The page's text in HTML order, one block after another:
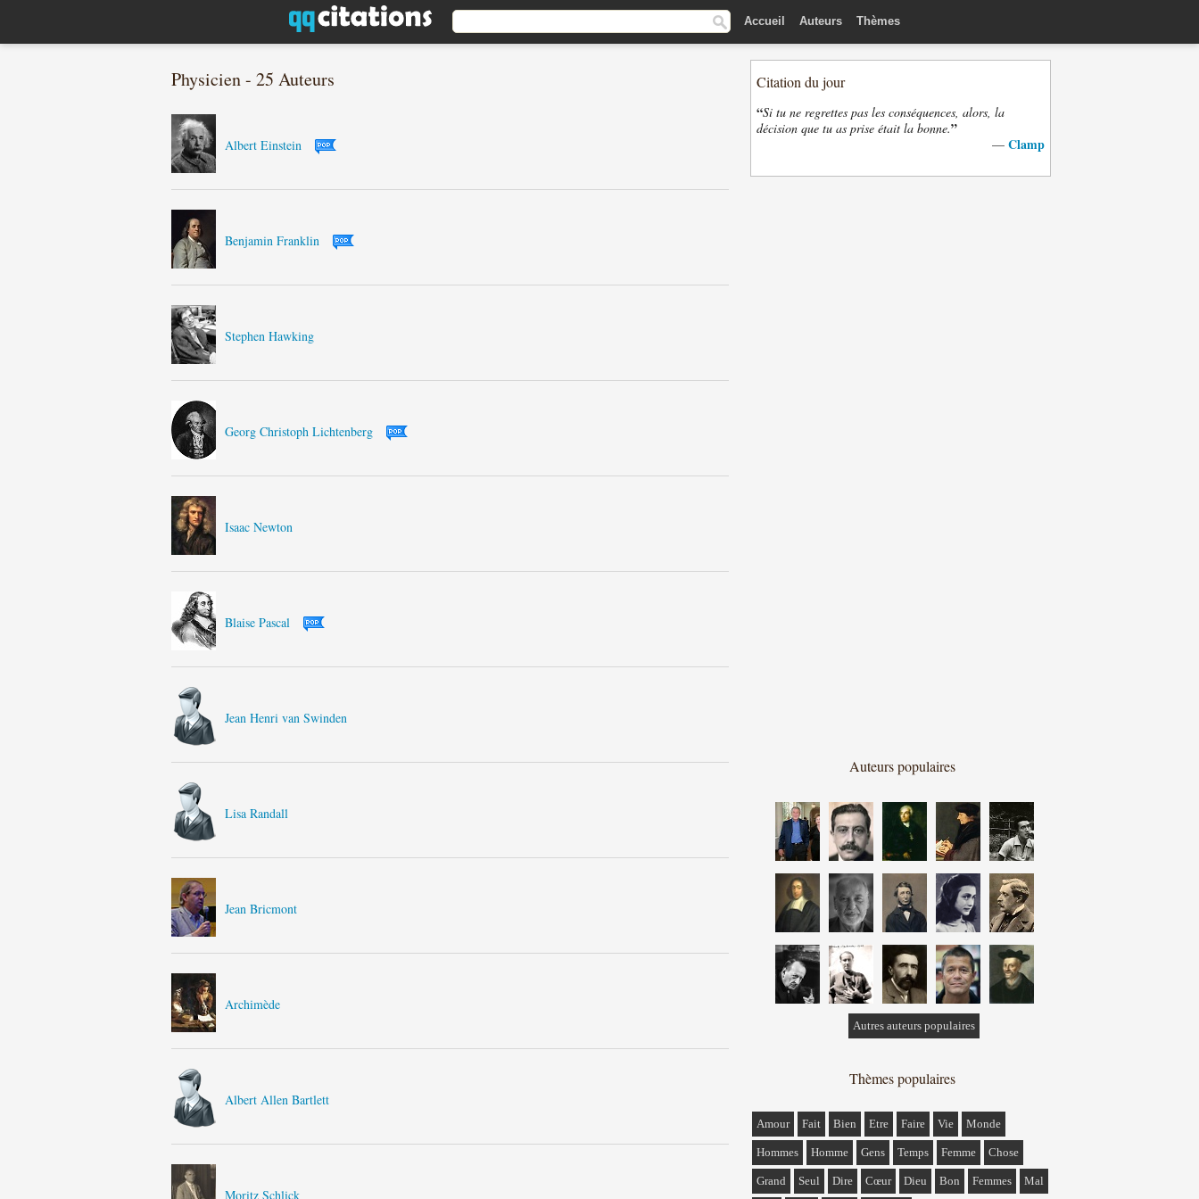
Accueil Auteurs Thèmes
Physicien - 25 Auteurs
Albert Einstein
Benjamin Franklin
Stephen Hawking
Georg Christoph Lichtenberg
Isaac Newton
Blaise Pascal
Jean Henri van Swinden
Lisa Randall
Jean Bricmont
Archimède
Albert Allen Bartlett
Moritz Schlick
Citation du jour
“Si tu ne regrettes pas les conséquences, alors, la
décision que tu as prise était la bonne.”
— Clamp
Auteurs populaires
Autres auteurs populaires
Thèmes populaires
Amour Fait Bien Etre Faire Vie Monde
Hommes Homme Gens Temps Femme Chose
Grand Seul Dire Cœur Dieu Bon Femmes Mal